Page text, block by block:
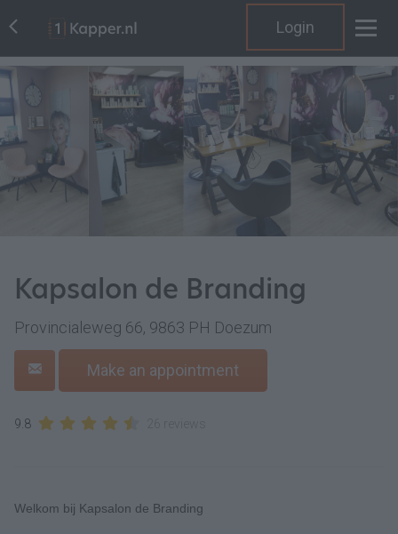
Login
Kapsalon de Branding
Provincialeweg 66, 9863 PH Doezum
Make an appointment
9.8
Welkom bij Kapsalon de Branding